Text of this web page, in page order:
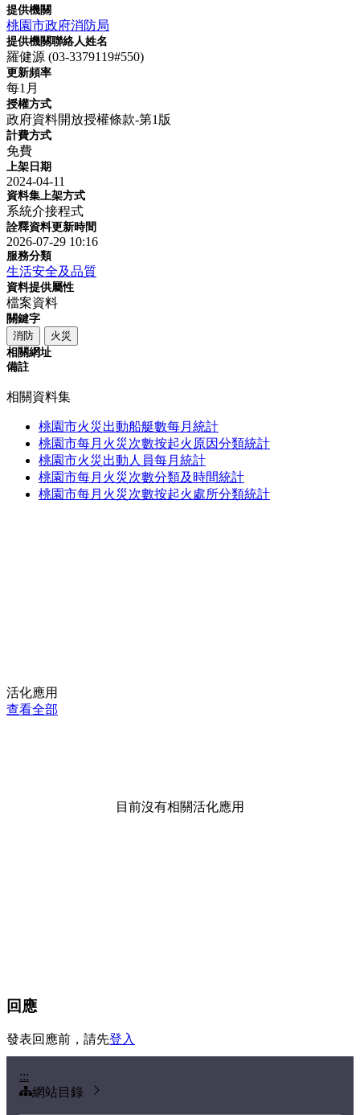
提供機關
桃園市政府消防局
提供機關聯絡人姓名
羅健源 (03-3379119#550)
更新頻率
每1月
授權方式
政府資料開放授權條款-第1版
計費方式
免費
上架日期
2024-04-11
資料集上架方式
系統介接程式
詮釋資料更新時間
2026-07-29 10:16
服務分類
生活安全及品質
資料提供屬性
檔案資料
關鍵字
消防
火災
相關網址
備註
相關資料集
桃園市火災出動船艇數每月統計
桃園市每月火災次數按起火原因分類統計
桃園市火災出動人員每月統計
桃園市每月火災次數分類及時間統計
桃園市每月火災次數按起火處所分類統計
活化應用
查看全部
目前沒有相關活化應用
回應
發表回應前，請先登入
:::
網站目錄